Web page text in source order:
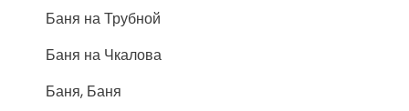
Баня на Трубной
Баня на Чкалова
Баня, Баня